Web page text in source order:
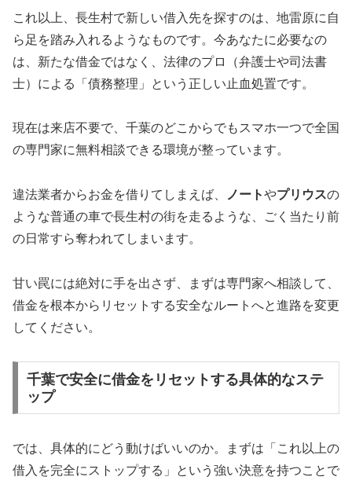
これ以上、長生村で新しい借入先を探すのは、地雷原に自
ら足を踏み入れるようなものです。今あなたに必要なの
は、新たな借金ではなく、法律のプロ（弁護士や司法書
士）による「債務整理」という正しい止血処置です。
現在は来店不要で、千葉のどこからでもスマホ一つで全国
の専門家に無料相談できる環境が整っています。
違法業者からお金を借りてしまえば、 ノートやプリウスの
ような普通の車で長生村の街を走るような、ごく当たり前
の日常すら奪われてしまいます。
甘い罠には絶対に手を出さず、まずは専門家へ相談して、
借金を根本からリセットする安全なルートへと進路を変更
してください。
千葉で安全に借金をリセットする具体的なステ
ップ
では、具体的にどう動けばいいのか。まずは「これ以上の
借入を完全にストップする」という強い決意を持つことで